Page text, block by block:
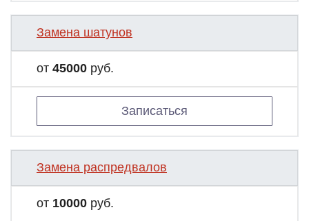
Замена шатунов
от 45000 руб.
Записаться
Замена распредвалов
от 10000 руб.